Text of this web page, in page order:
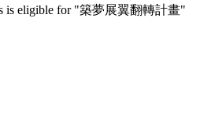
is eligible for "築夢展翼翻轉計畫"